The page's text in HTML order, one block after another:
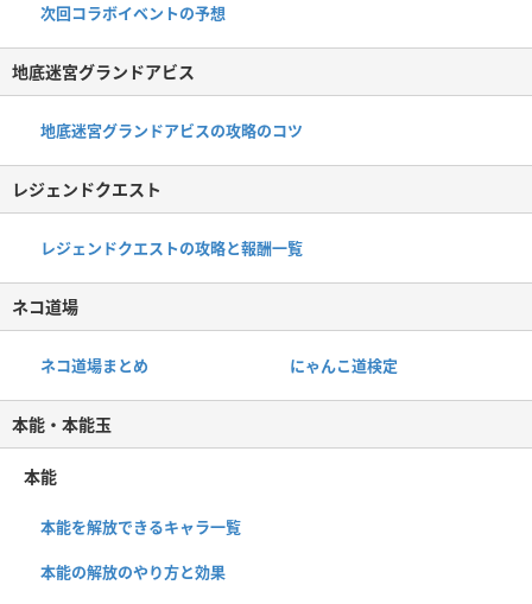
次回コラボイベントの予想
地底迷宮グランドアビス
地底迷宮グランドアビスの攻略のコツ
レジェンドクエスト
レジェンドクエストの攻略と報酬一覧
ネコ道場
ネコ道場まとめ にゃんこ道検定
本能・本能玉
本能
本能を解放できるキャラ一覧
本能の解放のやり方と効果